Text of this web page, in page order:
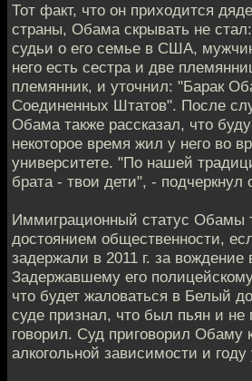
Тот факт, что он приходится
страны, Обама скрывать не
судьи о его семье в США,
него есть сестра и две
племянник, и уточнил: "Барак
Соединенных Штатов". После
Обама также рассказал, что
некоторое время жил у него во
университете. "По нашей
брата - твои дети", - подчеркнул
Иммиграционный статус Обамы
достоянием общественности,
задержали в 2011 г. за вождение
Задержавшему его
что будет жаловаться в Белый
суде признал, что был пьян и не
говорил. Суд приговорил Обаму
алкогольной зависимости и году